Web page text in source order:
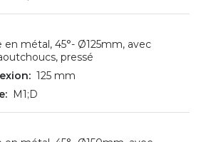
en métal, 45°- Ø125mm, avec
pressé
125 mm
M1;D